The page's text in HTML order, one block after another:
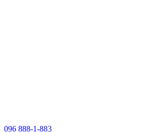
096 888-1-883